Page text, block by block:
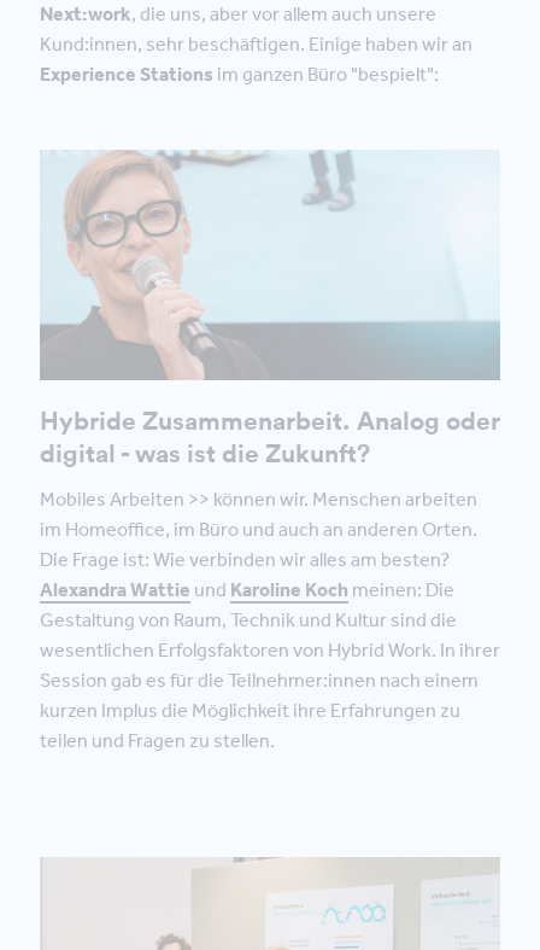
Next:work, die uns, aber vor allem auch unsere
Kund:innen, sehr beschäftigen. Einige haben wir an
Experience Stations im ganzen Büro "bespielt":
Hybride Zusammenarbeit. Analog oder
digital - was ist die Zukunft?
Mobiles Arbeiten >> können wir. Menschen arbeiten
im Homeoffice, im Büro und auch an anderen Orten.
Die Frage ist: Wie verbinden wir alles am besten?
Alexandra Wattie und Karoline Koch meinen: Die
Gestaltung von Raum, Technik und Kultur sind die
wesentlichen Erfolgsfaktoren von Hybrid Work. In ihrer
Session gab es für die Teilnehmer:innen nach einem
kurzen Implus die Möglichkeit ihre Erfahrungen zu
teilen und Fragen zu stellen.